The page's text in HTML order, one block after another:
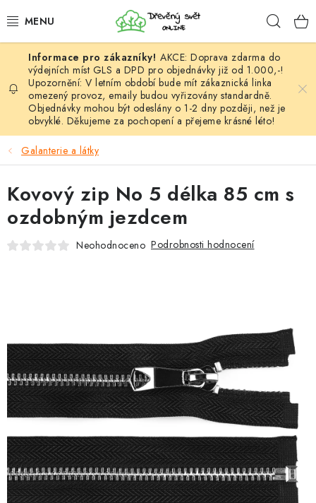
na
HÁČKOVÁNÍ
VYPLÉTÁNÍ
PŘÍZE
DOPLŇKY
TVOŘENÍ
VELKOOBCHOD
Doprava a platba Vrácení zboží a reklamace
Časté otázky
Kontakt
Moje objednávka
Obchodní podmínky
Ochrana osobních údajů
Hodnocení obchodu
Oblíbené produkty
Věrnostní program
AKCE: Doprava zdarma do
výdejních míst GLS a DPD pro objednávky již od 1.000,-!
Upozornění: V letním období bude mít zákaznická linka
omezený provoz, emaily budou vyřizovány standardně.
Objednávky mohou být odeslány o 1-2 dny později, než je
obvyklé. Děkujeme za pochopení a přejeme krásné léto!
Galanterie a látky
Kovový zip No 5 délka 85 cm s
ozdobným jezdcem
Neohodnoceno Podrobnosti hodnocení